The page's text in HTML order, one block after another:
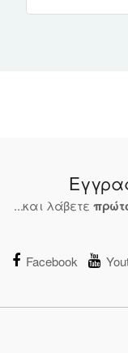
...και λάβετε
Facebook